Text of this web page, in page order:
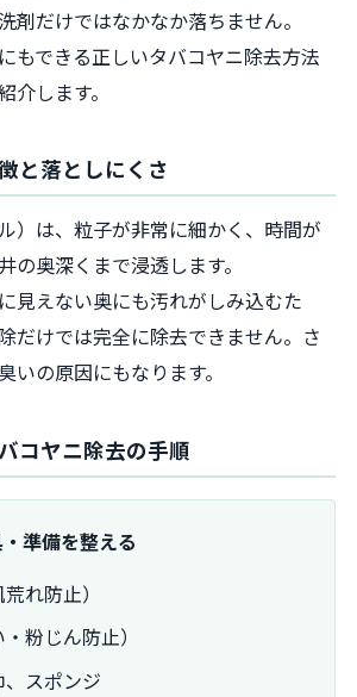
剤だけではなかなか落ちません。
もできる正しいタバコヤニ除去方法
介します。
と落としにくさ
）は、粒子が非常に細かく、時間が
の奥深くまで浸透します。
見えない奥にも汚れがしみ込むた
だけでは完全に除去できません。さ
いの原因にもなります。
コヤニ除去の手順
準備を整える
れ防止）
粉じん防止）
スポンジ